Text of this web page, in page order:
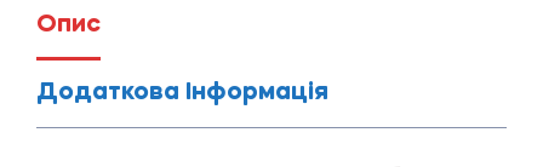
Опис
Додаткова Інформація